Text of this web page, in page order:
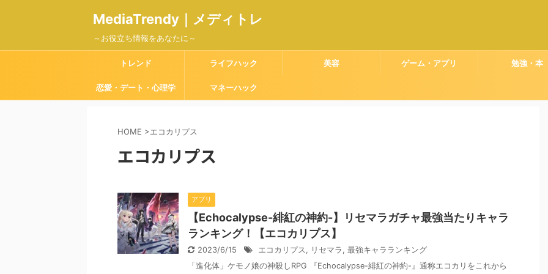
MediaTrendy｜メディトレ
～お役立ち情報をあなたに～
トレンド ライフハック 美容 ゲーム・アプリ 勉強・本
恋愛・デート・心理学 マネーハック
HOME >エコカリプス
エコカリプス
アプリ
【Echocalypse-緋紅の神約-】リセマラガチャ最強当たりキャラ
ランキング！【エコカリプス】
2023/6/15 エコカリプス, リセマラ , 最強キャラランキング
「進化体」ケモノ娘の神殺しRPG 『Echocalypse-緋紅の神約-』通称エコカリをこれから